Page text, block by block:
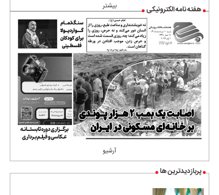
بیشتر هفته نامه الکترونیکی
آرشیو
پربازدیدترین ها